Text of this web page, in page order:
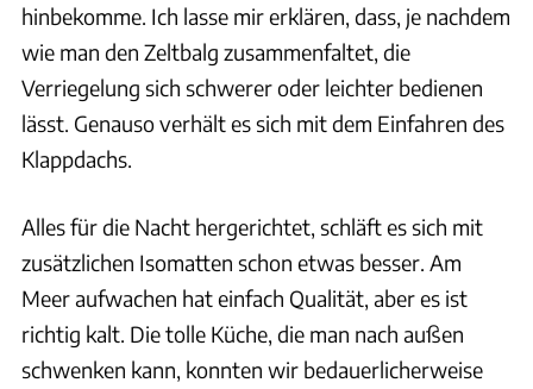
hinbekomme. Ich lasse mir erklären, dass, je nachdem
wie man den Zeltbalg zusammenfaltet, die
Verriegelung sich schwerer oder leichter bedienen
lässt. Genauso verhält es sich mit dem Einfahren des
Klappdachs.
Alles für die Nacht hergerichtet, schläft es sich mit
zusätzlichen Isomatten schon etwas besser. Am
Meer aufwachen hat einfach Qualität, aber es ist
richtig kalt. Die tolle Küche, die man nach außen
schwenken kann, konnten wir bedauerlicherweise